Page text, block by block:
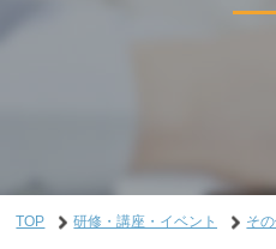
TOP 研修・講座・イベント そ